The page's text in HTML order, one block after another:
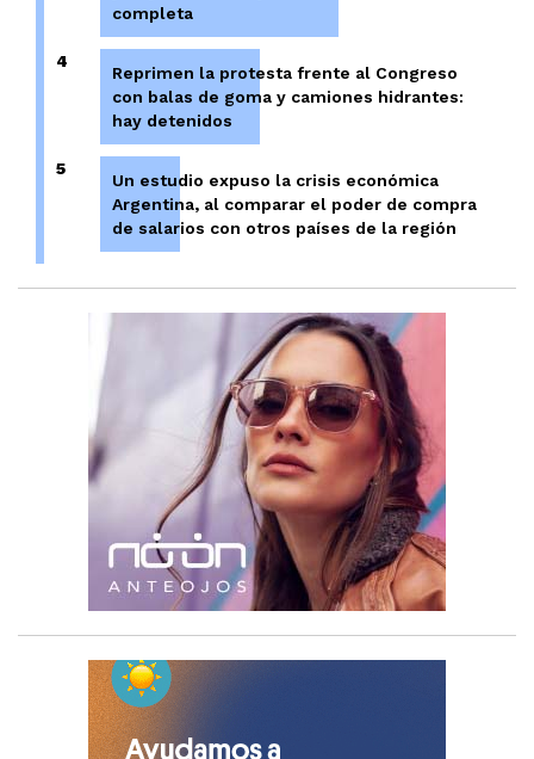
completa
4
Reprimen la protesta frente al Congreso
con balas de goma y camiones hidrantes:
hay detenidos
5
Un estudio expuso la crisis económica
Argentina, al comparar el poder de compra
de salarios con otros países de la región